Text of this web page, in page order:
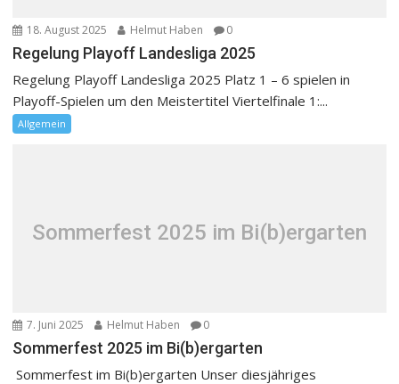
18. August 2025 Helmut Haben 0
Regelung Playoff Landesliga 2025
Regelung Playoff Landesliga 2025 Platz 1 – 6 spielen in
Playoff-Spielen um den Meistertitel Viertelfinale 1:...
Allgemein
Sommerfest 2025 im Bi(b)ergarten
7. Juni 2025 Helmut Haben 0
Sommerfest 2025 im Bi(b)ergarten
Sommerfest im Bi(b)ergarten Unser diesjähriges